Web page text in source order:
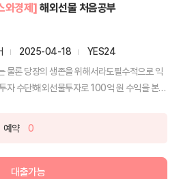
와경제] 해외선물 처음공부
2025-04-18
YES24
물론 당장의 생존을 위해서라도필수적으로 익
자 수단!해외선물투자로 100억 원 수익을 본
예약 0
대출가능